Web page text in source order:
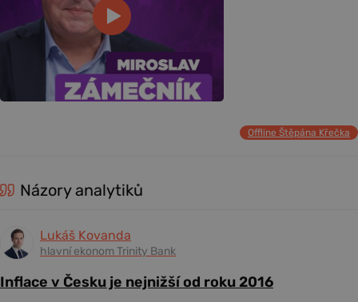
Offline Štěpána Křečka
Názory analytiků
Lukáš Kovanda
hlavní ekonom Trinity Bank
Inflace v Česku je nejnižší od roku 2016